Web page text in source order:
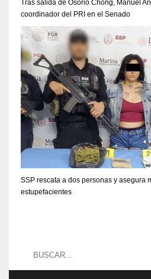
Tras salida de Osorio Chong, Manuel
coordinador del PRI en el Senado
SSP rescata a dos personas y asegura
estupefacientes